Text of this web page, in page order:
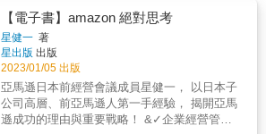
更了解家族傳承的精神，以及如何兼顧各方利
益，取得共贏。──李伊俐，懷特生技新藥
（股）公司董事長本專書針對家族企業傳承提
供專業及完整之建議，包含傳承工具、家族資
源整合、接班安排及專業經理人等，精闢闡述
且內容新穎，打破了過往傳統家族企業舊有接
班模式，對於現今家族企業經營者著實提供不
了世界屋頂，構築台灣少數保有產業競爭優勢
的矽屏障。 本書精選《商業周刊》35年深入報
導內容，整理張忠謀先生的經營理念、專訪實
錄，也記錄台灣半導體產業的發展軌跡。他的
經營之道，示範什麼才是真正的價值創造；他
的領導風範，揭櫫如何才能成為世界級的企業
家。 本書特色 教父的策略性思考》》》深入分
析張忠謀如何帶領台積電，從在工研院中窩居
的網站「樂吃購！日本」！這是台灣最大的日
本旅遊情報網站，單月使用人數高達240萬人
次。臉書專頁「日本人の日本旅遊指南」粉絲
數也超過80萬人，去日本旅遊的台灣人，大都
瀏覽過這幾個網站。而背後的最大功臣，自然
就是創辦人吉田皓一，他更自稱是「最愛台灣
的日本人」。身為社長的他同時是一位勤勞的
作家與YouTuber，個人部落格「吉田皓一的一
【電子書】amazon 絕對思考
星健一 著
星出版 出版
2023/01/05 出版
亞馬遜日本前經營會議成員星健一， 以日本子
公司高層、前亞馬遜人第一手經驗， 揭開亞馬
遜成功的理由與重要戰略！ &✓企業經營管理